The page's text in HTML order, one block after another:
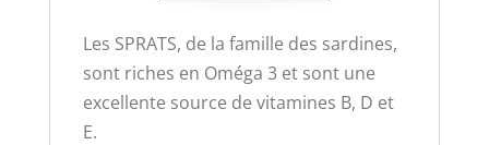
​Les SPRATS, de la famille des sardines,
sont riches en Oméga 3 et sont une
excellente source de vitamines B, D et
E.